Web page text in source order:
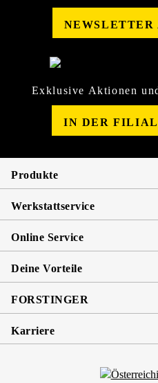
NEWSLETTER
Exklusive Aktionen
IN DER
Produkte
Werkstattservice
Online Service
Deine Vorteile
FORSTINGER
Karriere